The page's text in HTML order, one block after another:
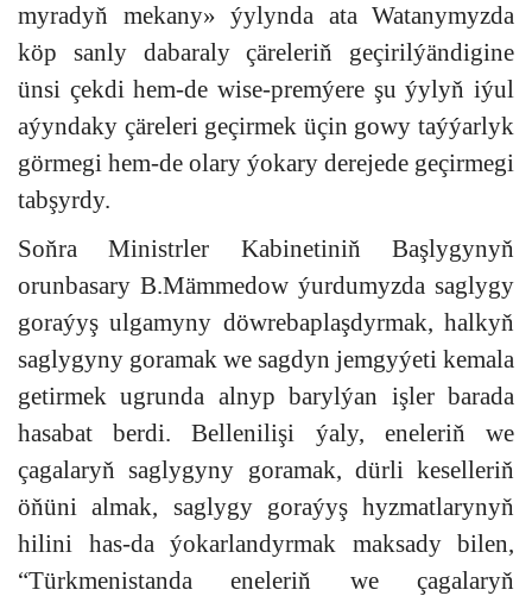
myradyň mekany» ýylynda ata Watanymyzda
köp sanly dabaraly çäreleriň geçirilýändigine
ünsi çekdi hem-de wise-premýere şu ýylyň iýul
aýyndaky çäreleri geçirmek üçin gowy taýýarlyk
görmegi hem-de olary ýokary derejede geçirmegi
tabşyrdy.
Soňra Ministrler Kabinetiniň Başlygynyň
orunbasary B.Mämmedow ýurdumyzda saglygy
goraýyş ulgamyny döwrebaplaşdyrmak, halkyň
saglygyny goramak we sagdyn jemgyýeti kemala
getirmek ugrunda alnyp barylýan işler barada
hasabat berdi. Bellenilişi ýaly, eneleriň we
çagalaryň saglygyny goramak, dürli keselleriň
öňüni almak, saglygy goraýyş hyzmatlarynyň
hilini has-da ýokarlandyrmak maksady bilen,
“Türkmenistanda eneleriň we çagalaryň